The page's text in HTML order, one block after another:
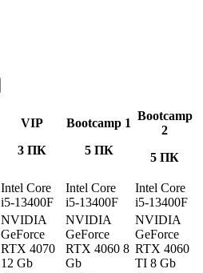
VIP
3 ПК
Bootcamp 1
5 ПК
Bootcamp
2
5 ПК
Intel Core
i5-13400F
Intel Core
i5-13400F
Intel Core
i5-13400F
NVIDIA
GeForce
RTX 4070
12 Gb
NVIDIA
GeForce
RTX 4060 8
Gb
NVIDIA
GeForce
RTX 4060
TI 8 Gb